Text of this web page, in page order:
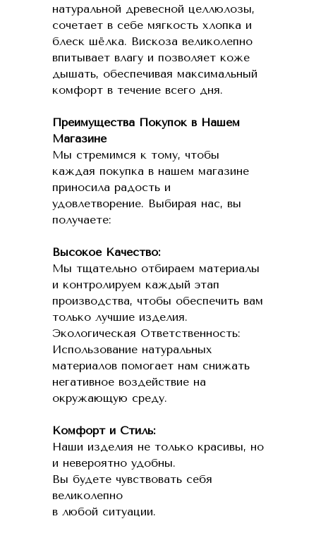
натуральной древесной целлюлозы,
сочетает в себе мягкость хлопка и
блеск шёлка. Вискоза великолепно
впитывает влагу и позволяет коже
дышать, обеспечивая максимальный
комфорт в течение всего дня.
Преимущества Покупок в Нашем
Магазине
Мы стремимся к тому, чтобы
каждая покупка в нашем магазине
приносила радость и
удовлетворение. Выбирая нас, вы
получаете:
Высокое Качество:
Мы тщательно отбираем материалы
и контролируем каждый этап
производства, чтобы обеспечить вам
только лучшие изделия.
Экологическая Ответственность:
Использование натуральных
материалов помогает нам снижать
негативное воздействие на
окружающую среду.
Комфорт и Стиль:
Наши изделия не только красивы, но
и невероятно удобны.
Вы будете чувствовать себя
великолепно
в любой ситуации.